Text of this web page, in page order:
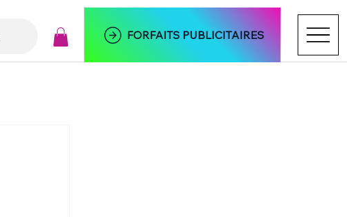
FORFAITS PUBLICITAIRES